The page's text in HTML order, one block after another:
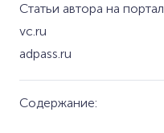
Статьи автора на
vc.ru
adpass.ru
Содержание: